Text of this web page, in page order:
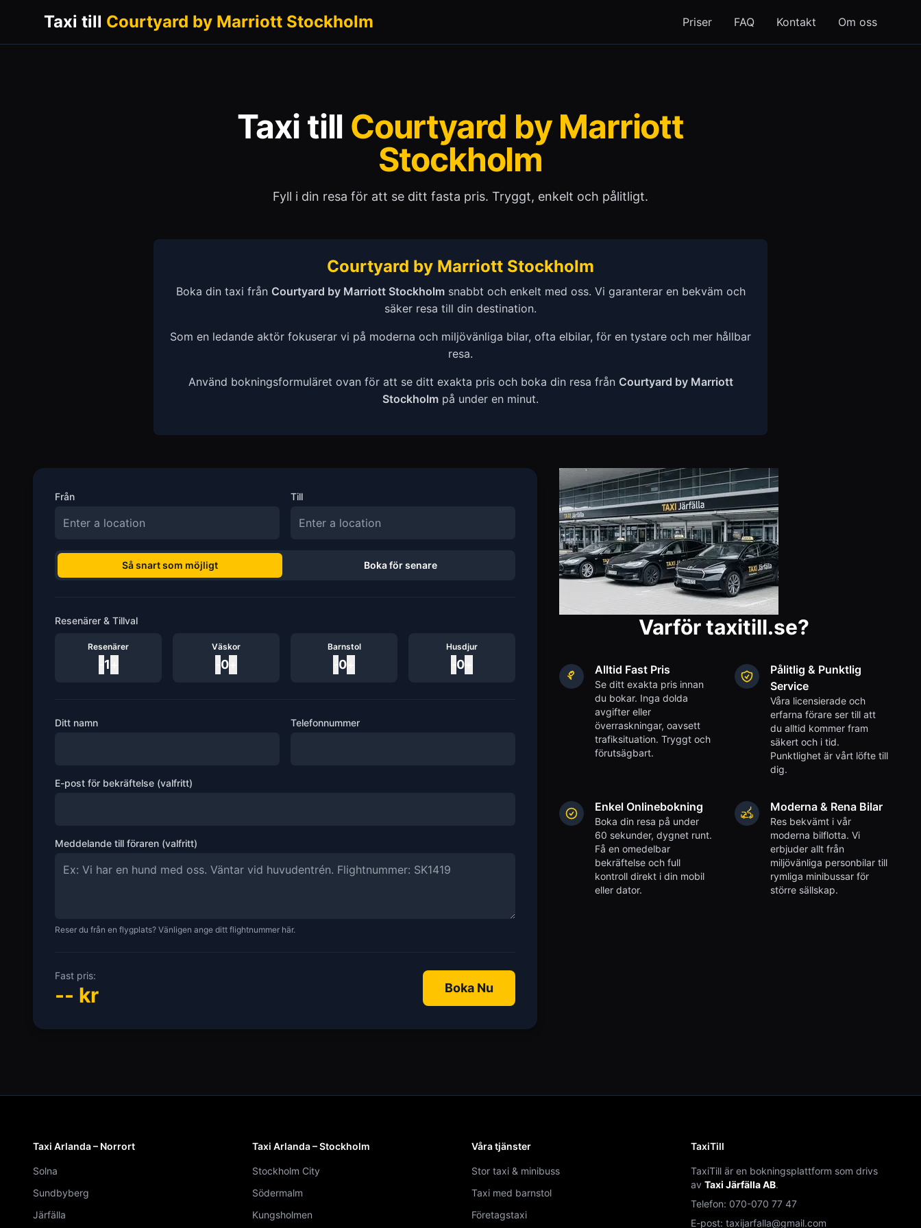
Taxi till Courtyard by Marriott Stockholm Priser FAQ Kontakt Om oss
Taxi till Courtyard by Marriott
Stockholm
Fyll i din resa för att se ditt fasta pris. Tryggt, enkelt och pålitligt.
Courtyard by Marriott Stockholm
Boka din taxi från Courtyard by Marriott Stockholmsnabbt och enkelt med oss. Vi garanterar en bekväm och
säker resa till din destination.
Som en ledande aktör fokuserar vi på moderna och miljövänliga bilar, ofta elbilar, för en tystare och mer hållbar
resa.
Använd bokningsformuläret ovan för att se ditt exakta pris och boka din resa från Courtyard by Marriott
Stockholm på under en minut.
Från Till
Så snart som möjligt Boka för senare
Resenärer & Tillval
Resenärer
1
Väskor
0
Barnstol
0
Husdjur
0
Ditt namn Telefonnummer
E-post för bekräftelse (valfritt)
Meddelande till föraren (valfritt)
Reser du från en flygplats? Vänligen ange ditt flightnummer här.
Fast pris:
-- kr Boka Nu
Varför taxitill.se?
Alltid Fast Pris
Se ditt exakta pris innan
du bokar. Inga dolda
avgifter eller
överraskningar, oavsett
trafiksituation. Tryggt och
förutsägbart.
Pålitlig & Punktlig
Service
Våra licensierade och
erfarna förare ser till att
du alltid kommer fram
säkert och i tid.
Punktlighet är vårt löfte till
dig.
Enkel Onlinebokning
Boka din resa på under
60 sekunder, dygnet runt.
Få en omedelbar
bekräftelse och full
kontroll direkt i din mobil
eller dator.
Moderna & Rena Bilar
Res bekvämt i vår
moderna bilflotta. Vi
erbjuder allt från
miljövänliga personbilar till
rymliga minibussar för
större sällskap.
Taxi Arlanda – Norrort
Solna
Sundbyberg
Järfälla
Taxi Arlanda – Stockholm
Stockholm City
Södermalm
Kungsholmen
Våra tjänster
Stor taxi & minibuss
Taxi med barnstol
Företagstaxi
TaxiTill
TaxiTill är en bokningsplattform som drivs
av Taxi Järfälla AB.
Telefon: 070-070 77 47
E-post: taxijarfalla@gmail.com